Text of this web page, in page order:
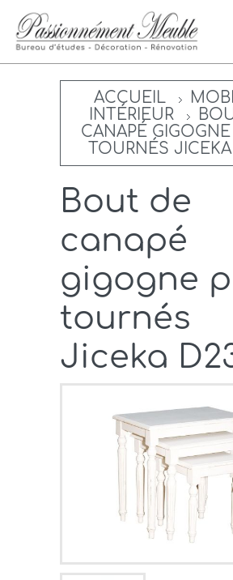
ACCUEIL
INTÉRIEUR
CANAPÉ GIGOGNE
TOURNÉS
Bout de
canapé
gigogne
tournés
Jiceka